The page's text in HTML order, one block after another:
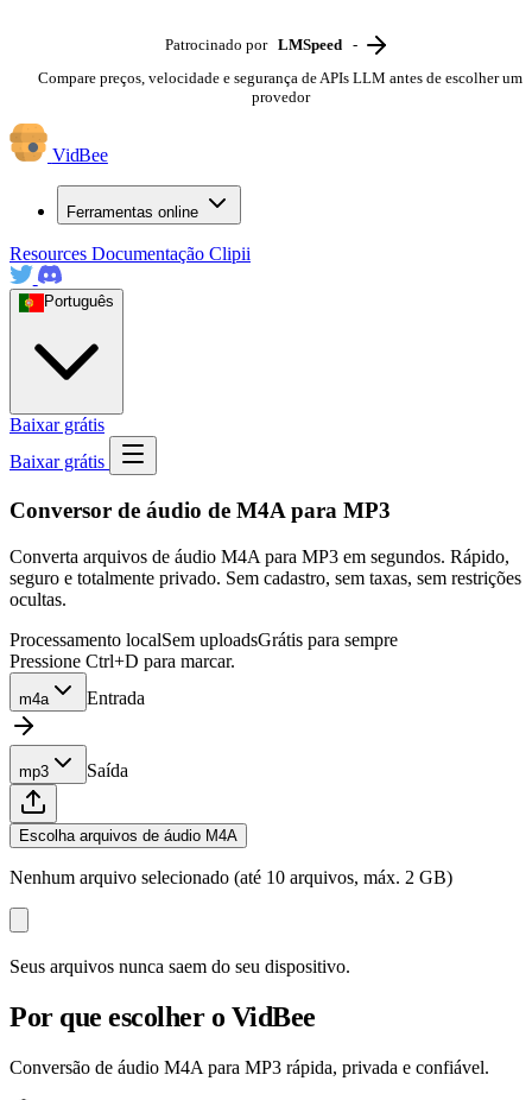
Patrocinado por LMSpeed -
Compare preços, velocidade e segurança de APIs LLM antes de escolher um
provedor
VidBee
Ferramentas online
Resources Documentação Clipii
Português
Baixar grátis
Baixar grátis
Conversor de áudio de M4A para MP3
Converta arquivos de áudio M4A para MP3 em segundos. Rápido,
seguro e totalmente privado. Sem cadastro, sem taxas, sem restrições
ocultas.
Processamento localSem uploadsGrátis para sempre
Pressione Ctrl+D para marcar.
m4a Entrada
mp3 Saída
Escolha arquivos de áudio M4A
Nenhum arquivo selecionado (até 10 arquivos, máx. 2 GB)
Seus arquivos nunca saem do seu dispositivo.
Por que escolher o VidBee
Conversão de áudio M4A para MP3 rápida, privada e confiável.